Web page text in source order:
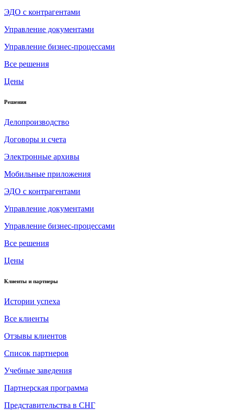
ЭДО с контрагентами
Управление документами
Управление бизнес-процессами
Все решения
Цены
Решения
Делопроизводство
Договоры и счета
Электронные архивы
Мобильные приложения
ЭДО с контрагентами
Управление документами
Управление бизнес-процессами
Все решения
Цены
Клиенты и партнеры
Истории успеха
Все клиенты
Отзывы клиентов
Список партнеров
Учебные заведения
Партнерская программа
Представительства в СНГ